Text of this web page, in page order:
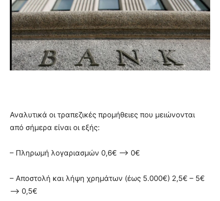
Αναλυτικά οι τραπεζικές προμήθειες που μειώνονται
από σήμερα είναι οι εξής:
– Πληρωμή λογαριασμών 0,6€ –> 0€
– Αποστολή και λήψη χρημάτων (έως 5.000€) 2,5€ – 5€
–> 0,5€